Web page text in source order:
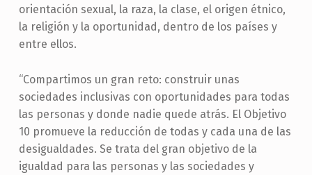
orientación sexual, la raza, la clase, el origen étnico,
la religión y la oportunidad, dentro de los países y
entre ellos.
“Compartimos un gran reto: construir unas
sociedades inclusivas con oportunidades para todas
las personas y donde nadie quede atrás. El Objetivo
10 promueve la reducción de todas y cada una de las
desigualdades. Se trata del gran objetivo de la
igualdad para las personas y las sociedades y